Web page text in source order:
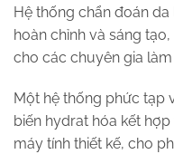
Hệ thống chẩn đoán
hoàn chỉnh và sáng
cho các chuyên gia làm
Một hệ thống phức tạp
biến hydrat hóa kết
máy tính thiết kế, cho